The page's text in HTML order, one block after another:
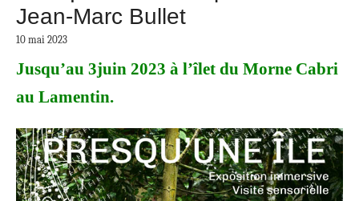
Jean-Marc Bullet
10 mai 2023
Jusqu’au 3juin 2023 à l’îlet du Morne Cabri
au Lamentin.